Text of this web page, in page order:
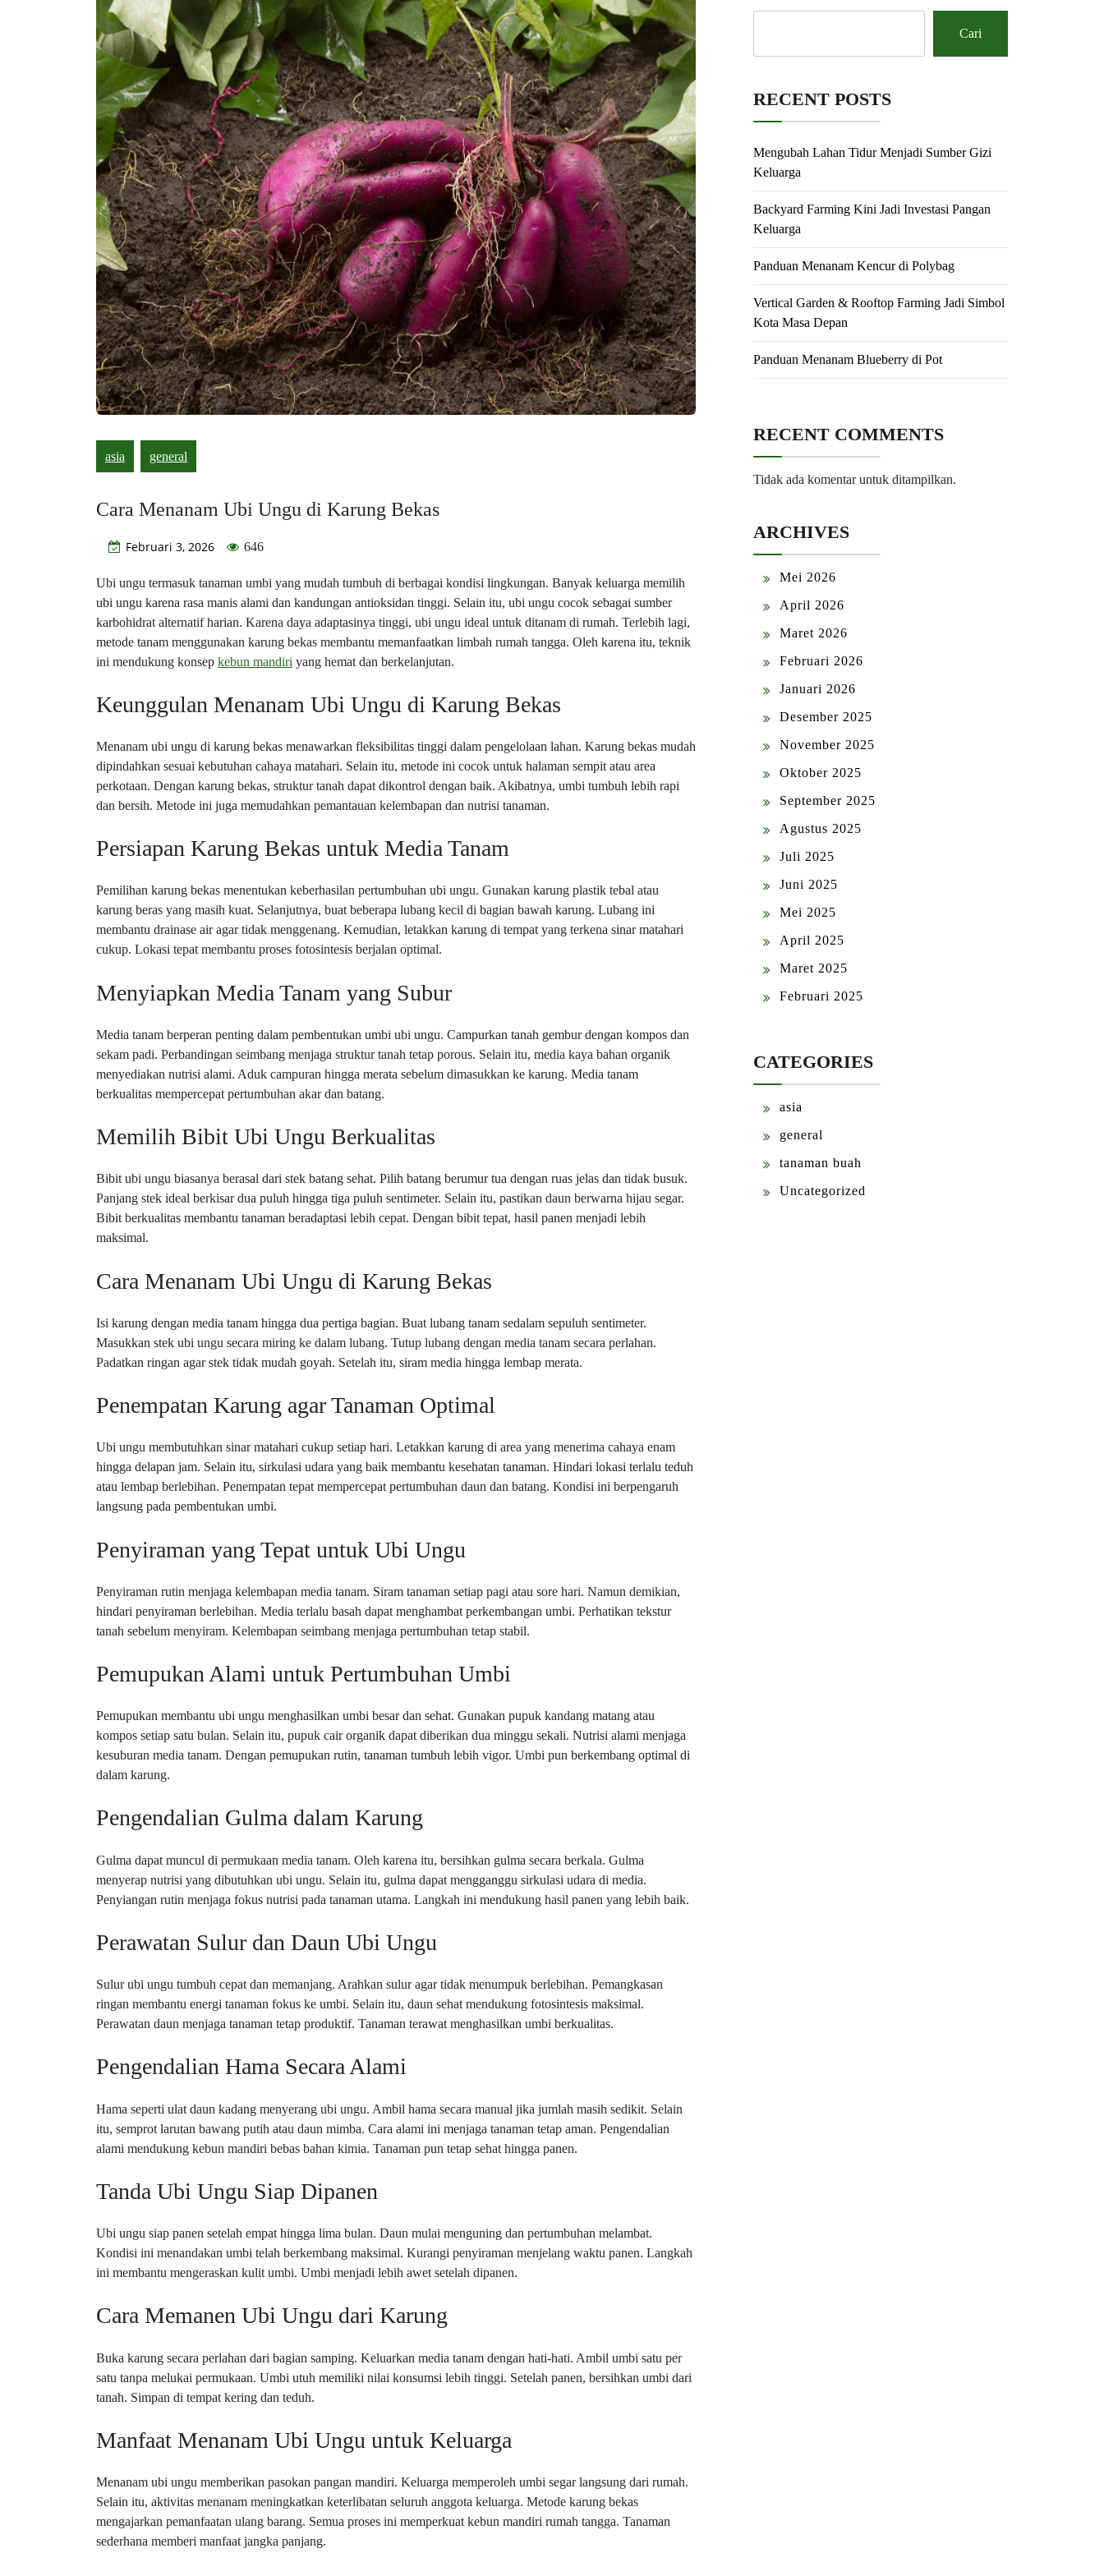
asia general
Cara Menanam Ubi Ungu di Karung Bekas
Februari 3, 2026 646
Ubi ungu termasuk tanaman umbi yang mudah tumbuh di berbagai kondisi lingkungan. Banyak keluarga memilih
ubi ungu karena rasa manis alami dan kandungan antioksidan tinggi. Selain itu, ubi ungu cocok sebagai sumber
karbohidrat alternatif harian. Karena daya adaptasinya tinggi, ubi ungu ideal untuk ditanam di rumah. Terlebih lagi,
metode tanam menggunakan karung bekas membantu memanfaatkan limbah rumah tangga. Oleh karena itu, teknik
ini mendukung konsep kebun mandiri yang hemat dan berkelanjutan.
Keunggulan Menanam Ubi Ungu di Karung Bekas
Menanam ubi ungu di karung bekas menawarkan fleksibilitas tinggi dalam pengelolaan lahan. Karung bekas mudah
dipindahkan sesuai kebutuhan cahaya matahari. Selain itu, metode ini cocok untuk halaman sempit atau area
perkotaan. Dengan karung bekas, struktur tanah dapat dikontrol dengan baik. Akibatnya, umbi tumbuh lebih rapi
dan bersih. Metode ini juga memudahkan pemantauan kelembapan dan nutrisi tanaman.
Persiapan Karung Bekas untuk Media Tanam
Pemilihan karung bekas menentukan keberhasilan pertumbuhan ubi ungu. Gunakan karung plastik tebal atau
karung beras yang masih kuat. Selanjutnya, buat beberapa lubang kecil di bagian bawah karung. Lubang ini
membantu drainase air agar tidak menggenang. Kemudian, letakkan karung di tempat yang terkena sinar matahari
cukup. Lokasi tepat membantu proses fotosintesis berjalan optimal.
Menyiapkan Media Tanam yang Subur
Media tanam berperan penting dalam pembentukan umbi ubi ungu. Campurkan tanah gembur dengan kompos dan
sekam padi. Perbandingan seimbang menjaga struktur tanah tetap porous. Selain itu, media kaya bahan organik
menyediakan nutrisi alami. Aduk campuran hingga merata sebelum dimasukkan ke karung. Media tanam
berkualitas mempercepat pertumbuhan akar dan batang.
Memilih Bibit Ubi Ungu Berkualitas
Bibit ubi ungu biasanya berasal dari stek batang sehat. Pilih batang berumur tua dengan ruas jelas dan tidak busuk.
Panjang stek ideal berkisar dua puluh hingga tiga puluh sentimeter. Selain itu, pastikan daun berwarna hijau segar.
Bibit berkualitas membantu tanaman beradaptasi lebih cepat. Dengan bibit tepat, hasil panen menjadi lebih
maksimal.
Cara Menanam Ubi Ungu di Karung Bekas
Isi karung dengan media tanam hingga dua pertiga bagian. Buat lubang tanam sedalam sepuluh sentimeter.
Masukkan stek ubi ungu secara miring ke dalam lubang. Tutup lubang dengan media tanam secara perlahan.
Padatkan ringan agar stek tidak mudah goyah. Setelah itu, siram media hingga lembap merata.
Penempatan Karung agar Tanaman Optimal
Ubi ungu membutuhkan sinar matahari cukup setiap hari. Letakkan karung di area yang menerima cahaya enam
hingga delapan jam. Selain itu, sirkulasi udara yang baik membantu kesehatan tanaman. Hindari lokasi terlalu teduh
atau lembap berlebihan. Penempatan tepat mempercepat pertumbuhan daun dan batang. Kondisi ini berpengaruh
langsung pada pembentukan umbi.
Penyiraman yang Tepat untuk Ubi Ungu
Penyiraman rutin menjaga kelembapan media tanam. Siram tanaman setiap pagi atau sore hari. Namun demikian,
hindari penyiraman berlebihan. Media terlalu basah dapat menghambat perkembangan umbi. Perhatikan tekstur
tanah sebelum menyiram. Kelembapan seimbang menjaga pertumbuhan tetap stabil.
Pemupukan Alami untuk Pertumbuhan Umbi
Pemupukan membantu ubi ungu menghasilkan umbi besar dan sehat. Gunakan pupuk kandang matang atau
kompos setiap satu bulan. Selain itu, pupuk cair organik dapat diberikan dua minggu sekali. Nutrisi alami menjaga
kesuburan media tanam. Dengan pemupukan rutin, tanaman tumbuh lebih vigor. Umbi pun berkembang optimal di
dalam karung.
Pengendalian Gulma dalam Karung
Gulma dapat muncul di permukaan media tanam. Oleh karena itu, bersihkan gulma secara berkala. Gulma
menyerap nutrisi yang dibutuhkan ubi ungu. Selain itu, gulma dapat mengganggu sirkulasi udara di media.
Penyiangan rutin menjaga fokus nutrisi pada tanaman utama. Langkah ini mendukung hasil panen yang lebih baik.
Perawatan Sulur dan Daun Ubi Ungu
Sulur ubi ungu tumbuh cepat dan memanjang. Arahkan sulur agar tidak menumpuk berlebihan. Pemangkasan
ringan membantu energi tanaman fokus ke umbi. Selain itu, daun sehat mendukung fotosintesis maksimal.
Perawatan daun menjaga tanaman tetap produktif. Tanaman terawat menghasilkan umbi berkualitas.
Pengendalian Hama Secara Alami
Hama seperti ulat daun kadang menyerang ubi ungu. Ambil hama secara manual jika jumlah masih sedikit. Selain
itu, semprot larutan bawang putih atau daun mimba. Cara alami ini menjaga tanaman tetap aman. Pengendalian
alami mendukung kebun mandiri bebas bahan kimia. Tanaman pun tetap sehat hingga panen.
Tanda Ubi Ungu Siap Dipanen
Ubi ungu siap panen setelah empat hingga lima bulan. Daun mulai menguning dan pertumbuhan melambat.
Kondisi ini menandakan umbi telah berkembang maksimal. Kurangi penyiraman menjelang waktu panen. Langkah
ini membantu mengeraskan kulit umbi. Umbi menjadi lebih awet setelah dipanen.
Cara Memanen Ubi Ungu dari Karung
Buka karung secara perlahan dari bagian samping. Keluarkan media tanam dengan hati-hati. Ambil umbi satu per
satu tanpa melukai permukaan. Umbi utuh memiliki nilai konsumsi lebih tinggi. Setelah panen, bersihkan umbi dari
tanah. Simpan di tempat kering dan teduh.
Manfaat Menanam Ubi Ungu untuk Keluarga
Menanam ubi ungu memberikan pasokan pangan mandiri. Keluarga memperoleh umbi segar langsung dari rumah.
Selain itu, aktivitas menanam meningkatkan keterlibatan seluruh anggota keluarga. Metode karung bekas
mengajarkan pemanfaatan ulang barang. Semua proses ini memperkuat kebun mandiri rumah tangga. Tanaman
sederhana memberi manfaat jangka panjang.
Cari
RECENT POSTS
Mengubah Lahan Tidur Menjadi Sumber Gizi
Keluarga
Backyard Farming Kini Jadi Investasi Pangan
Keluarga
Panduan Menanam Kencur di Polybag
Vertical Garden & Rooftop Farming Jadi Simbol
Kota Masa Depan
Panduan Menanam Blueberry di Pot
RECENT COMMENTS
Tidak ada komentar untuk ditampilkan.
ARCHIVES
Mei 2026
April 2026
Maret 2026
Februari 2026
Januari 2026
Desember 2025
November 2025
Oktober 2025
September 2025
Agustus 2025
Juli 2025
Juni 2025
Mei 2025
April 2025
Maret 2025
Februari 2025
CATEGORIES
asia
general
tanaman buah
Uncategorized